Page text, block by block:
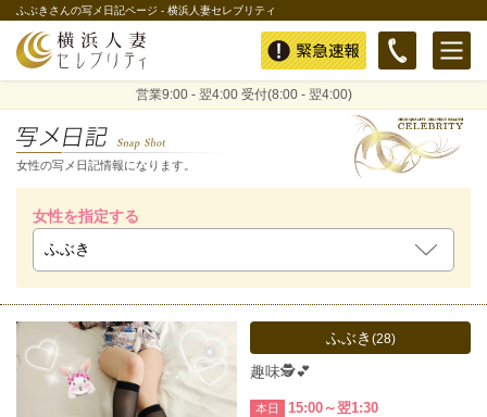
ふぶきさんの写メ日記ページ - 横浜人妻セレブリティ
緊急速報
営業9:00 - 翌4:00 受付(8:00 - 翌4:00)
女性の写メ日記情報になります。
女性を指定する
ふぶき (28)
趣味🕵💕
本日 15:00～翌1:30